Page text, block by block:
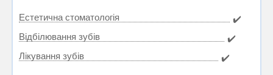
Естетична стоматологія
✔️
Відбілювання зубів
✔️
Лікування зубів
✔️